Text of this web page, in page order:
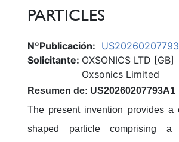
PARTICLES
NºPublicación:
Solicitante: OXSONICS LTD [GB]
Oxsonics Limited
Resumen de: US20260207793A1
The present invention provides a
shaped particle comprising a